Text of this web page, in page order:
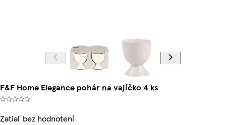
F&F Home Elegance pohár na vajíčko 4 ks
Zatiaľ bez hodnotení